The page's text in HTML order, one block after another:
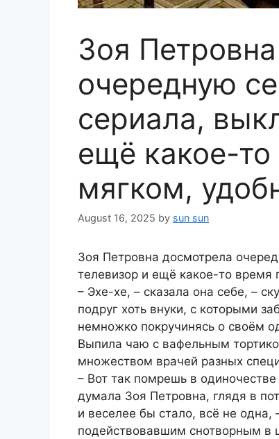
Зоя
очередную
сериала,
ещё какое-
мягком,
August 16, 2025 by sun sun
Зоя Петровна досмотрела
телевизор и ещё какое-то
– Эхе-хе, – сказала она себе, –
подруг хоть внуки, с которыми
немножко покручинясь о своём
Выпила чаю с вафельным
множеством врачей разных
– Вот так помрешь в
думала Зоя Петровна, глядя в
и веселее бы стало, всё не одна,
подействовавшим снотворным в